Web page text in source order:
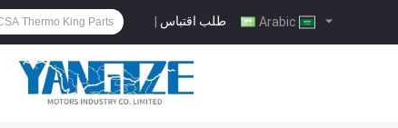
طلب اقتباس |